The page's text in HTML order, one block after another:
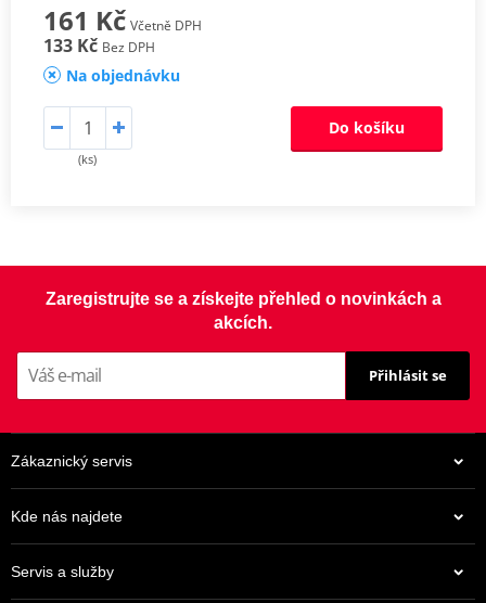
161 Kč Včetně DPH
133 Kč Bez DPH
Na objednávku
(ks)
Do košíku
Zaregistrujte se a získejte přehled o novinkách a
akcích.
Přihlásit se
Zákaznický servis
Kde nás najdete
Servis a služby